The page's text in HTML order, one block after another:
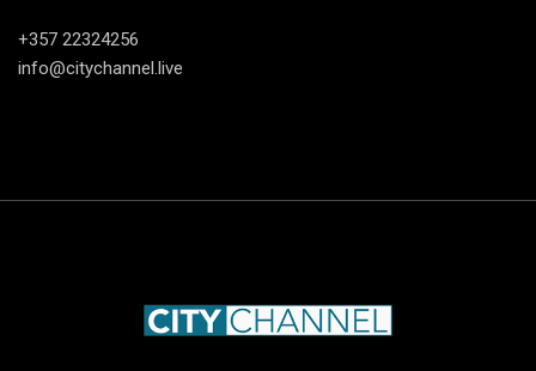
+357 22324256
info@citychannel.live